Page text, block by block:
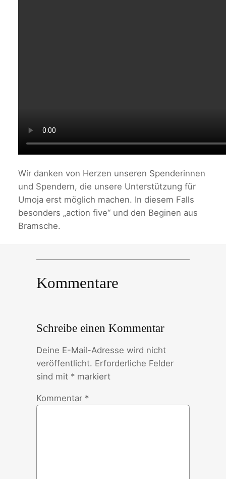
Wir danken von Herzen unseren Spenderinnen
und Spendern, die unsere Unterstützung für
Umoja erst möglich machen. In diesem Falls
besonders „action five“ und den Beginen aus
Bramsche.
Kommentare
Schreibe einen Kommentar
Deine E-Mail-Adresse wird nicht
veröffentlicht. Erforderliche Felder
sind mit *markiert
Kommentar *